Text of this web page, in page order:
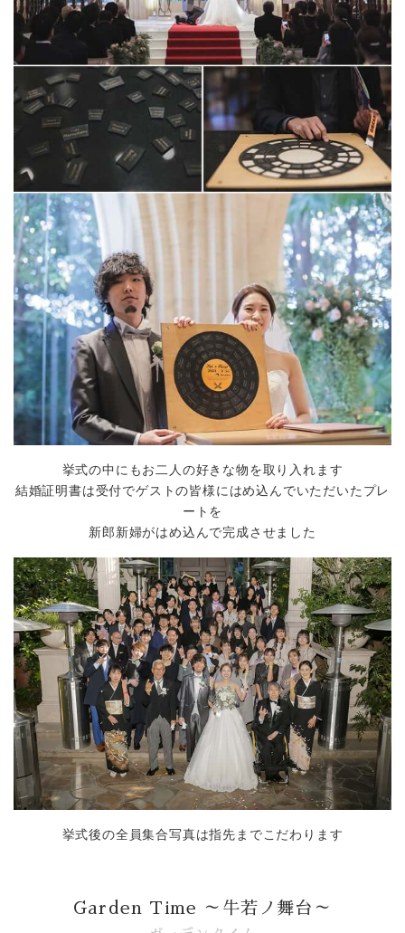
挙式の中にもお二人の好きな物を取り入れます
結婚証明書は受付でゲストの皆様にはめ込んでいただいたプレ
ートを
新郎新婦がはめ込んで完成させました
挙式後の全員集合写真は指先までこだわります
Garden Time ～牛若ノ舞台～